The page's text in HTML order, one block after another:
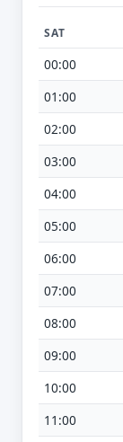
SAT
00:00
01:00
02:00
03:00
04:00
05:00
06:00
07:00
08:00
09:00
10:00
11:00